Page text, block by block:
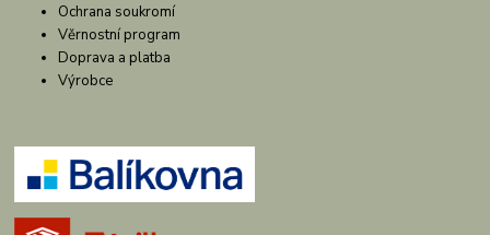
Ochrana soukromí
Věrnostní program
Doprava a platba
Výrobce